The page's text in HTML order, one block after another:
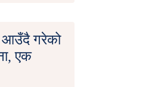
आउँदै गरेको
एक